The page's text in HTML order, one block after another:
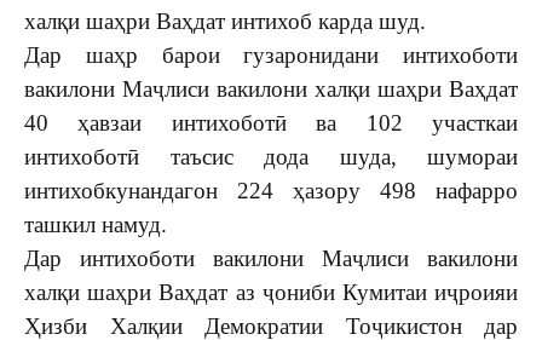
халқи шаҳри Ваҳдат интихоб карда шуд.
Дар шаҳр барои гузаронидани интихоботи
вакилони Маҷлиси вакилони халқи шаҳри Ваҳдат
40 ҳавзаи интихоботӣ ва 102 участкаи
интихоботӣ таъсис дода шуда, шумораи
интихобкунандагон 224 ҳазору 498 нафарро
ташкил намуд.
Дар интихоботи вакилони Маҷлиси вакилони
халқи шаҳри Ваҳдат аз ҷониби Кумитаи иҷроияи
Ҳизби Халқии Демократии Тоҷикистон дар